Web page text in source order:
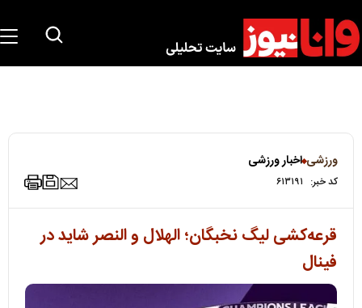
ورزشی اخبار ورزشی
کد خبر: ۶۱۳۱۹۱
قرعه‌کشی لیگ نخبگان؛ الهلال و النصر شاید در
فینال